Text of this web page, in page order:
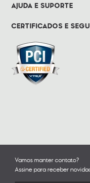
AJUDA E SUPORTE
CERTIFICADOS E
Vamos manter contato?
Assine para receber